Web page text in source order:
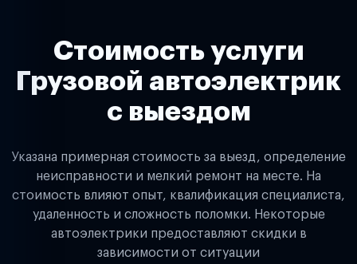
Стоимость услуги
Грузовой автоэлектрик
с выездом
Указана примерная стоимость за выезд, определение
неисправности и мелкий ремонт на месте. На
стоимость влияют опыт, квалификация специалиста,
удаленность и сложность поломки. Некоторые
автоэлектрики предоставляют скидки в
зависимости от ситуации